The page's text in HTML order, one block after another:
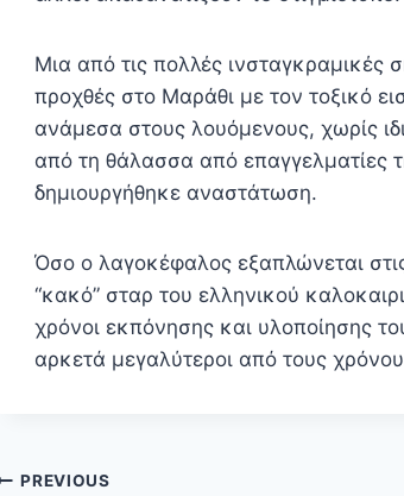
Μια από τις πολλές
προχθές στο Μαράθι με τον τοξικό
ανάμεσα στους λουόμενους, χωρίς
από τη θάλασσα από επαγγελματίες
δημιουργήθηκε αναστάτωση.
Όσο ο λαγοκέφαλος εξαπλώνεται
“κακό” σταρ του ελληνικού
χρόνοι εκπόνησης και υλοποίησης
αρκετά μεγαλύτεροι από τους
PREVIOUS